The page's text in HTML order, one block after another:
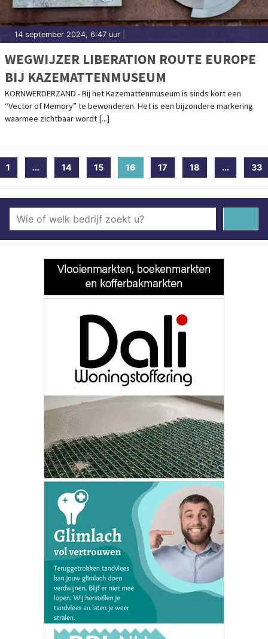
14 september 2024, 6:47 uur
WEGWIJZER LIBERATION ROUTE EUROPE
BIJ KAZEMATTENMUSEUM
KORNWERDERZAND - Bij het Kazemattenmuseum is sinds kort een
“Vector of Memory” te bewonderen. Het is een bijzondere markering
waarmee zichtbaar wordt [...]
1 ... 14 15 16 (current)
17 18 ... 33